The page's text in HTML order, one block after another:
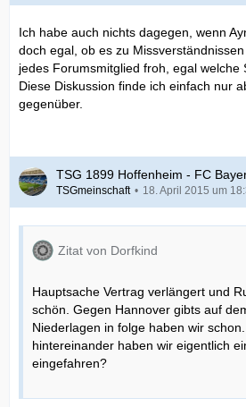
Ich habe auch nichts dagegen, wenn
doch egal, ob es zu
jedes Forumsmitglied froh, egal welche
Diese Diskussion finde ich einfach nur
gegenüber.
TSG 1899 Hoffenheim - FC
TSGmeinschaft 18. April 2015 um
Zitat von Dorfkind
Hauptsache Vertrag verlängert und
schön. Gegen Hannover gibts auf
Niederlagen in folge haben wir
hintereinander haben wir eigentlich
eingefahren?